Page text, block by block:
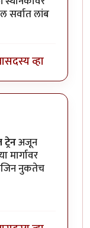
सर्वात लांब
सदस्य व्हा
अजून
नुकतेच